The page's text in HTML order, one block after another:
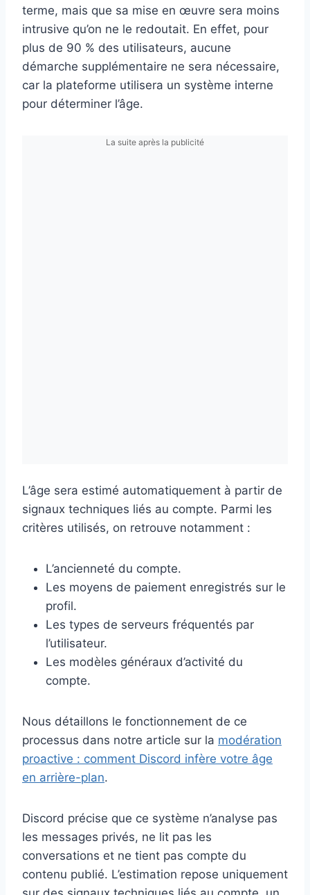
terme, mais que sa mise en œuvre sera moins
intrusive qu’on ne le redoutait. En effet, pour
plus de 90 % des utilisateurs, aucune
démarche supplémentaire ne sera nécessaire,
car la plateforme utilisera un système interne
pour déterminer l’âge.
La suite après la publicité
L’âge sera estimé automatiquement à partir de
signaux techniques liés au compte. Parmi les
critères utilisés, on retrouve notamment :
L’ancienneté du compte.
Les moyens de paiement enregistrés sur le
profil.
Les types de serveurs fréquentés par
l’utilisateur.
Les modèles généraux d’activité du
compte.
Nous détaillons le fonctionnement de ce
processus dans notre article sur la modération
proactive : comment Discord infère votre âge
en arrière-plan.
Discord précise que ce système n’analyse pas
les messages privés, ne lit pas les
conversations et ne tient pas compte du
contenu publié. L’estimation repose uniquement